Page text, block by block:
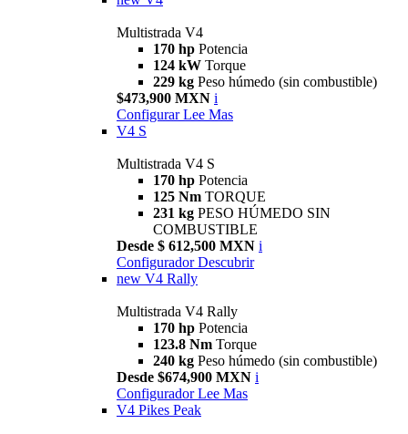
Multistrada V4
170 hp Potencia
124 kW Torque
229 kg Peso húmedo (sin combustible)
$473,900 MXN i
Configurar Lee Mas
V4 S
Multistrada V4 S
170 hp Potencia
125 Nm TORQUE
231 kg PESO HÚMEDO SIN
COMBUSTIBLE
Desde $ 612,500 MXN i
Configurador Descubrir
new V4 Rally
Multistrada V4 Rally
170 hp Potencia
123.8 Nm Torque
240 kg Peso húmedo (sin combustible)
Desde $674,900 MXN i
Configurador Lee Mas
V4 Pikes Peak